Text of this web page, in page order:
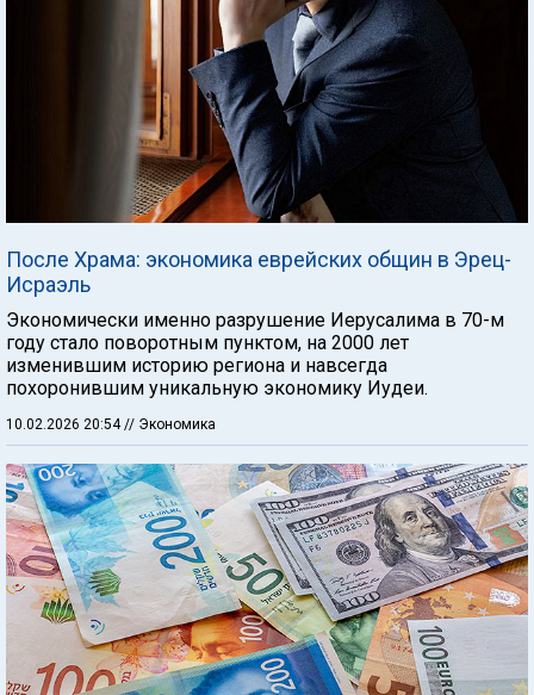
После Храма: экономика еврейских общин в Эрец-
Исраэль
Экономически именно разрушение Иерусалима в 70-м
году стало поворотным пунктом, на 2000 лет
изменившим историю региона и навсегда
похоронившим уникальную экономику Иудеи.
10.02.2026 20:54 // Экономика